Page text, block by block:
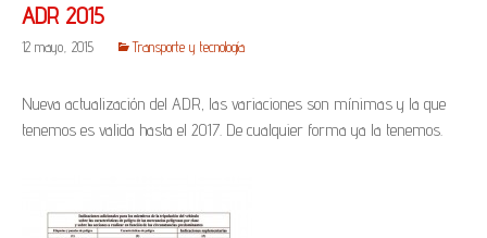
ADR 2015
12 mayo, 2015 Transporte y tecnología
Nueva actualización del ADR, las variaciones son mínimas y la que
tenemos es valida hasta el 2017. De cualquier forma ya la tenemos.